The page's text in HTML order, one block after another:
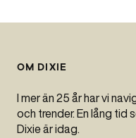
OM DIXIE
I mer än 25 år har vi
och trender. En lång tid
Dixie är idag.